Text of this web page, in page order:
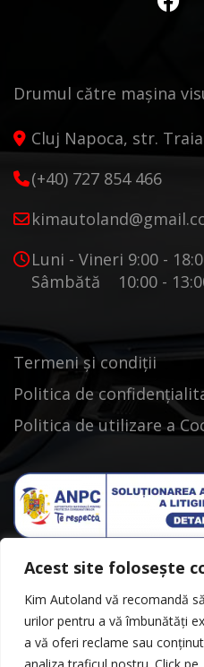
Acest site folosește
Kim Autoland vă recomandă
urilor pentru a vă îmbunătăți
a vă oferi reclame sau
Drumul către mașina
Cluj Napoca, str.
(+40) 727 854 466
Luni - Vineri 9:00 -
Sâmbătă 10:00 -
Termeni și condiții
Politica de
Politica de utilizare a